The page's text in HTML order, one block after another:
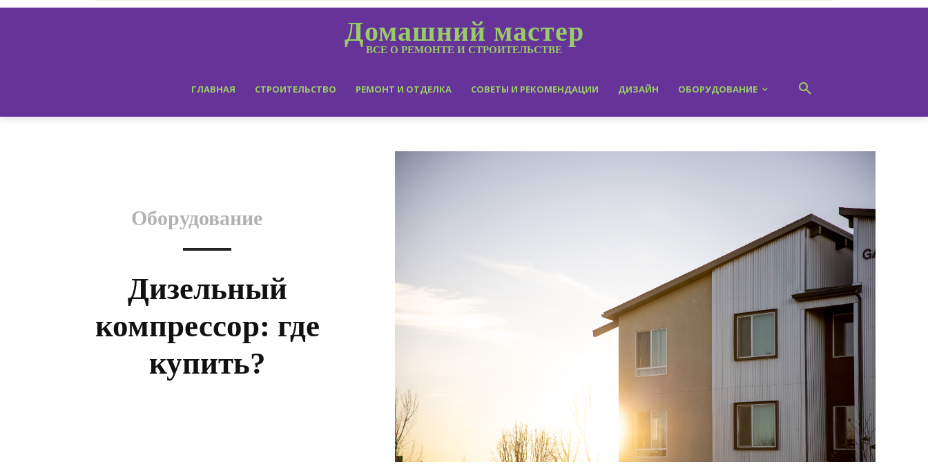
Домашний мастер
ВСЕ О РЕМОНТЕ И СТРОИТЕЛЬСТВЕ
ГЛАВНАЯ СТРОИТЕЛЬСТВО РЕМОНТ И ОТДЕЛКА СОВЕТЫ И РЕКОМЕНДАЦИИ ДИЗАЙН ОБОРУДОВАНИЕ
Оборудование
Дизельный
компрессор: где
купить?